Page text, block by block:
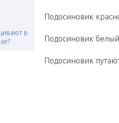
в
Подосиновик
Подосиновик белый
Подосиновик